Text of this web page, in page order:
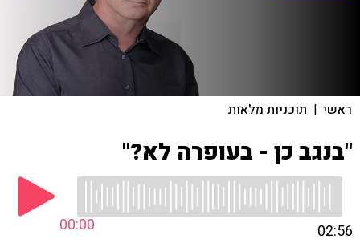
ראשי | תוכניות מלאות
"בנגב כן - בעופרה לא?"
00:00 02:56